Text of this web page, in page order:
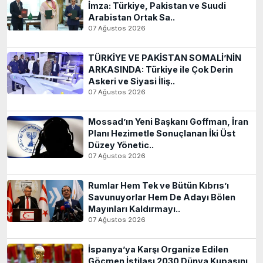
İmza: Türkiye, Pakistan ve Suudi
Arabistan Ortak Sa..
07 Ağustos 2026
TÜRKİYE VE PAKİSTAN SOMALİ’NİN
ARKASINDA: Türkiye ile Çok Derin
Askeri ve Siyasi İliş..
07 Ağustos 2026
Mossad’ın Yeni Başkanı Goffman, İran
Planı Hezimetle Sonuçlanan İki Üst
Düzey Yönetic..
07 Ağustos 2026
Rumlar Hem Tek ve Bütün Kıbrıs’ı
Savunuyorlar Hem De Adayı Bölen
Mayınları Kaldırmayı..
07 Ağustos 2026
İspanya’ya Karşı Organize Edilen